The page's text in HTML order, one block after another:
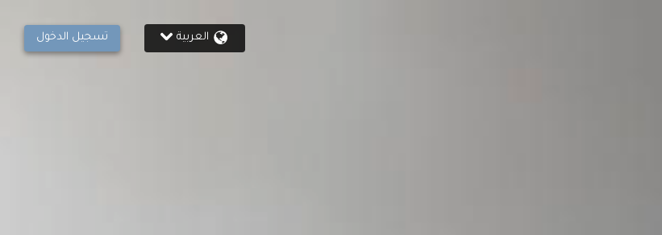
العربية تسجيل الدخول